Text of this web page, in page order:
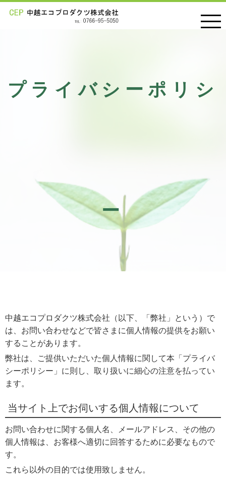
プライバシーポリシ
ー
中越エコプロダクツ株式会社（以下、「弊社」という）で
は、お問い合わせなどで皆さまに個人情報の提供をお願い
することがあります。
弊社は、ご提供いただいた個人情報に関して本「プライバ
シーポリシー」に則し、取り扱いに細心の注意を払ってい
ます。
当サイト上でお伺いする個人情報について
お問い合わせに関する個人名、メールアドレス、その他の
個人情報は、お客様へ適切に回答するために必要なもので
す。
これら以外の目的では使用致しません。